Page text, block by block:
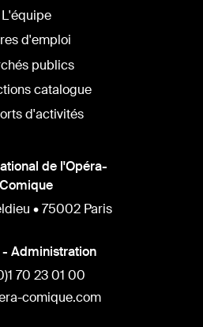
L'équipe
d'emploi
publics
catalogue
d'activités
de l'Opéra-
Comique
• 75002 Paris
Administration
70 23 01 00
comique.com